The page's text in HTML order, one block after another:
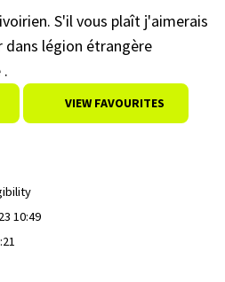
S'il vous plaît j'aimerais
légion étrangère
VIEW FAVOURITES
10:49